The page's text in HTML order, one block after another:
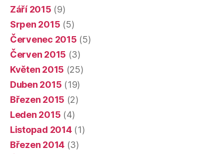
Září 2015 (9)
Srpen 2015 (5)
Červenec 2015 (5)
Červen 2015 (3)
Květen 2015 (25)
Duben 2015 (19)
Březen 2015 (2)
Leden 2015 (4)
Listopad 2014(1)
Březen 2014 (3)